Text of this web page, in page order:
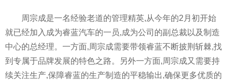
周宗成是一名经验老道的管理精英,从今年的2月初开始
就已经加入成为睿蓝汽车的一员,成为公司的副总裁以及制造
中心的总经理。一方面,周宗成需要带领睿蓝不断披荆斩棘,找
到专属于品牌发展的特色之路。另外一方面,周宗成又需要持
续关注生产,保障睿蓝的生产制造的平稳输出,确保更多优质的